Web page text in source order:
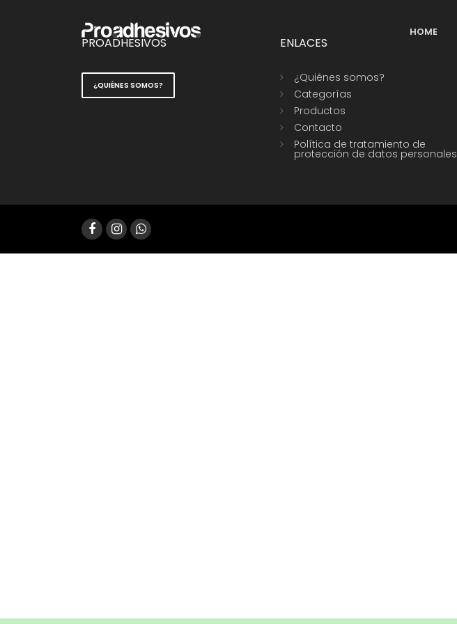
HOME
PROADHESIVOS
¿QUIÉNES SOMOS?
ENLACES
¿Quiénes somos?
Categorías
Productos
Contacto
Política de tratamiento de
protección de datos personales